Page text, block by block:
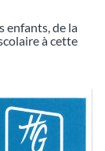
enfants, de la
à cette